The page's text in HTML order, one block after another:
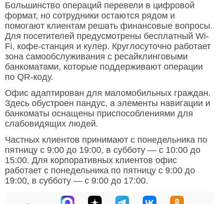
Большинство операций перевели в цифровой
формат, но сотрудники остаются рядом и
помогают клиентам решать финансовые вопросы.
Для посетителей предусмотрены бесплатный Wi-
Fi, кофе-станция и кулер. Круглосуточно работает
зона самообслуживания с ресайклинговыми
банкоматами, которые поддерживают операции
по QR-коду.
Офис адаптирован для маломобильных граждан.
Здесь обустроен пандус, а элементы навигации и
банкоматы оснащены приспособлениями для
слабовидящих людей.
Частных клиентов принимают с понедельника по
пятницу с 9:00 до 19:00, в субботу — с 10:00 до
15:00. Для корпоративных клиентов офис
работает с понедельника по пятницу с 9:00 до
19:00, в субботу — с 9:00 до 17:00.